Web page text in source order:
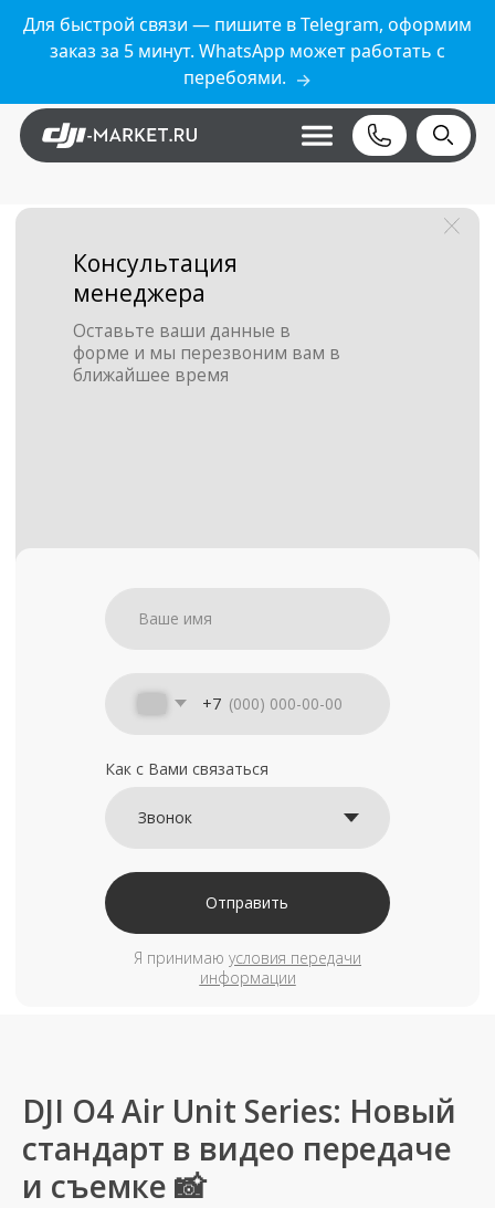
Для быстрой связи — пишите в Telegram, оформим
заказ за 5 минут. WhatsApp может работать с
перебоями. →
менеджера
форме и мы перезвоним вам в
ближайшее время
информации
DJI O4 Air Unit Series: Новый
стандарт в видео передаче
и съемке 📸